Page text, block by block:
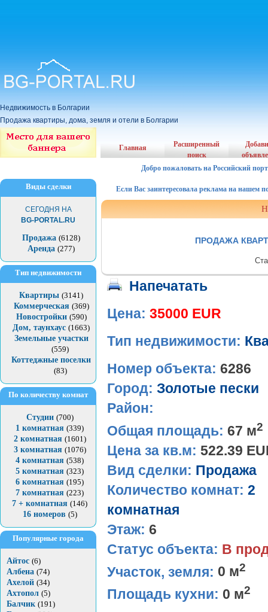
Недвижимость в Болгарии
Продажа квартиры, дома, земля и отели в Болгарии
Виды сделки
СЕГОДНЯ НА
BG-PORTAL.RU
Продажа (6128)
Аренда (277)
Тип недвижимости
Квартиры (3141)
Коммерческая (369)
Новостройки (590)
Дом, таунхаус (1663)
Земельные участки
(559)
Коттеджные поселки
(83)
По количеству комнат
Студии (700)
1 комнатная (339)
2 комнатная (1601)
3 комнатная (1076)
4 комнатная (538)
5 комнатная (323)
6 комнатная (195)
7 комнатная (223)
7 + комнатная (146)
16 номеров (5)
Популярные города
Айтос (6)
Албена (74)
Ахелой (34)
Ахтопол (5)
Балчик (191)
Главная
Расширенный
поиск
Добро пожаловать на Российский
Если Вас заинтересовала реклама на нашем
ПРОДАЖА
Напечатать
Цена: 35000 EUR
Тип недвижимости:
Номер объекта: 6286
Город: Золотые пески
Район:
Общая площадь: 67 м2
Цена за кв.м: 522.39
Вид сделки: Продажа
Количество комнат: 2
комнатная
Этаж: 6
Статус объекта: В
Участок, земля: 0 м2
Площадь кухни: 0 м2